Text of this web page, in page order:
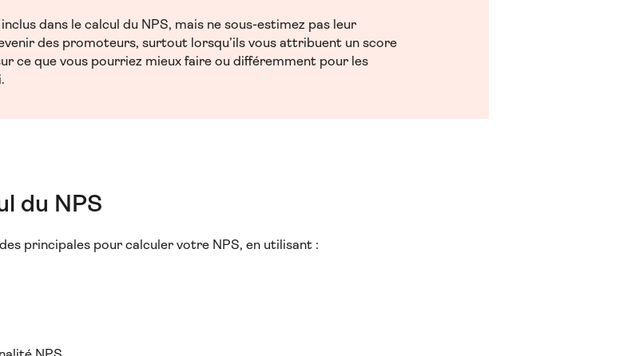
dans le calcul du NPS, mais ne sous-estimez pas leur
des promoteurs, surtout lorsqu’ils vous attribuent un score
ce que vous pourriez mieux faire ou différemment pour les
du NPS
principales pour calculer votre NPS, en utilisant :